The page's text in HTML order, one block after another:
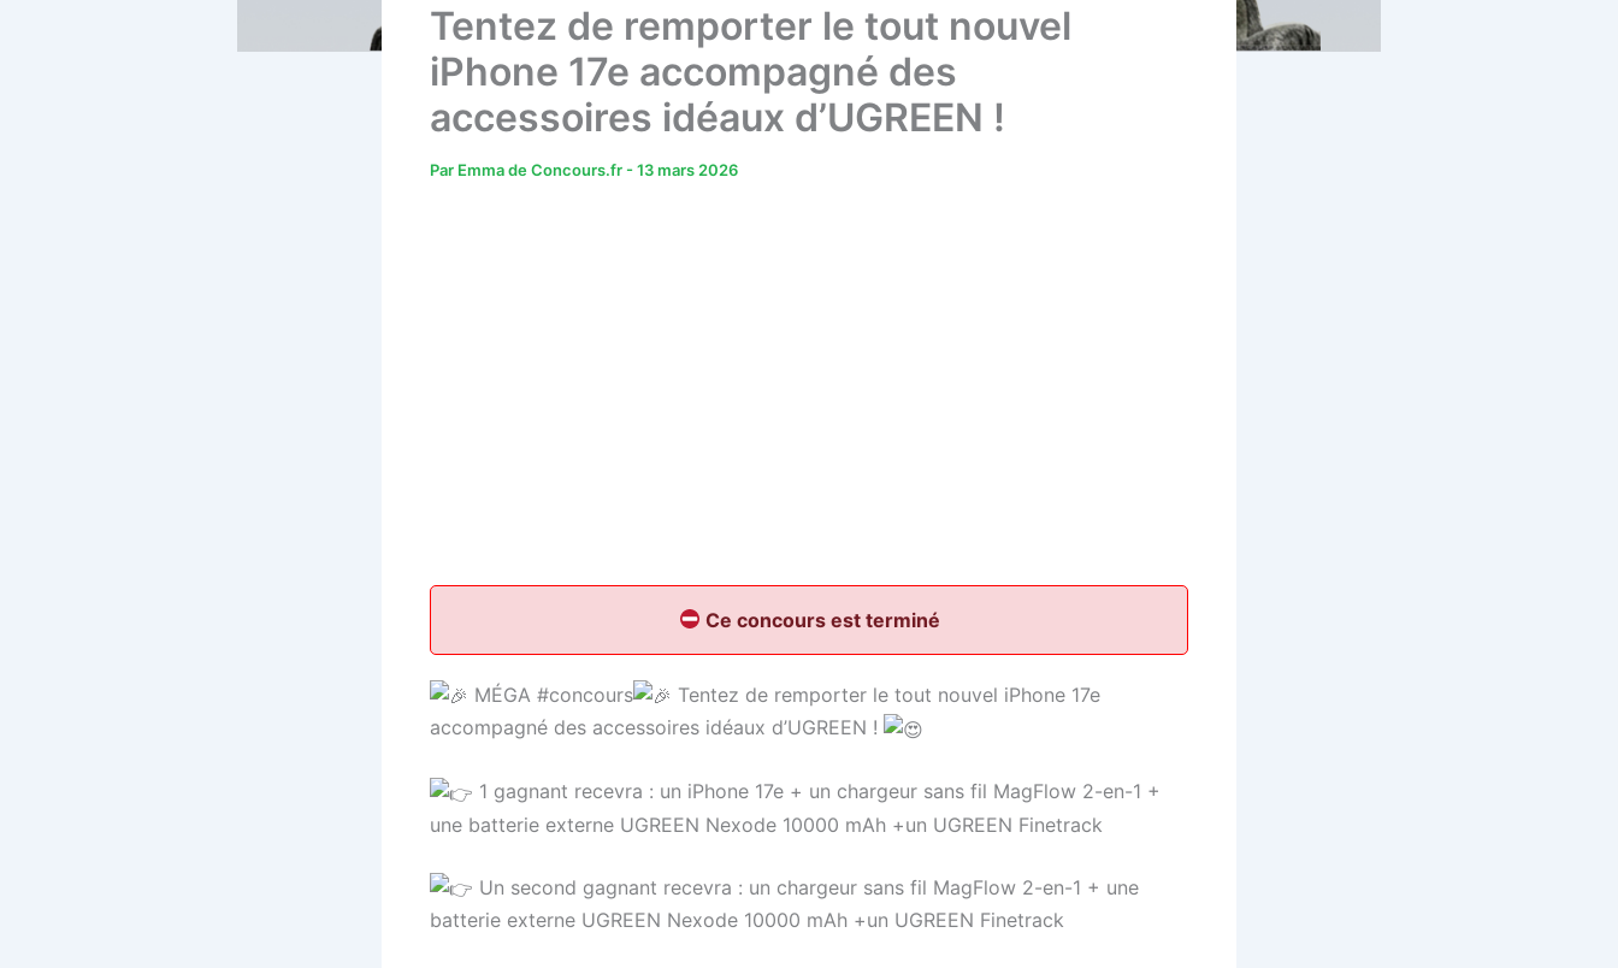
Tentez de remporter le tout nouvel
iPhone 17e accompagné des
accessoires idéaux d’UGREEN !
Par Emma de Concours.fr -13 mars 2026
Ce concours est terminé
MÉGA #concours
Tentez de remporter le tout nouvel iPhone 17e
accompagné des accessoires idéaux d’UGREEN !
1 gagnant recevra : un iPhone 17e + un chargeur sans fil MagFlow 2-en-1 +
une batterie externe UGREEN Nexode 10000 mAh +un UGREEN Finetrack
Un second gagnant recevra : un chargeur sans fil MagFlow 2-en-1 + une
batterie externe UGREEN Nexode 10000 mAh +un UGREEN Finetrack